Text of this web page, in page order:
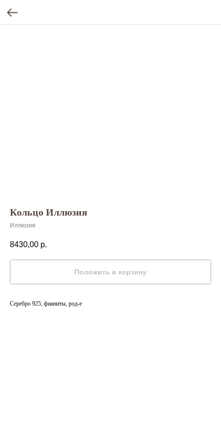
Кольцо Иллюзия
Иллюзия
8430,00 р.
Положить в корзину
Серебро 925, фианиты, род-е